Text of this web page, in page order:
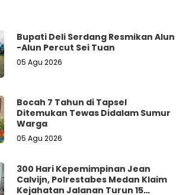
Bupati Deli Serdang Resmikan Alun
-Alun Percut Sei Tuan
05 Agu 2026
Bocah 7 Tahun di Tapsel
Ditemukan Tewas Didalam Sumur
Warga
05 Agu 2026
300 Hari Kepemimpinan Jean
Calvijn, Polrestabes Medan Klaim
Kejahatan Jalanan Turun 15